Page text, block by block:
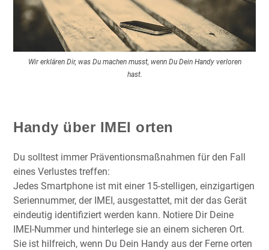
Wir erklären Dir, was Du machen musst, wenn Du Dein Handy verloren
hast.
Handy über IMEI orten
Du solltest immer Präventionsmaßnahmen für den Fall
eines Verlustes treffen:
Jedes Smartphone ist mit einer 15-stelligen, einzigartigen
Seriennummer, der IMEI, ausgestattet, mit der das Gerät
eindeutig identifiziert werden kann. Notiere Dir Deine
IMEI-Nummer und hinterlege sie an einem sicheren Ort.
Sie ist hilfreich, wenn Du Dein Handy aus der Ferne orten